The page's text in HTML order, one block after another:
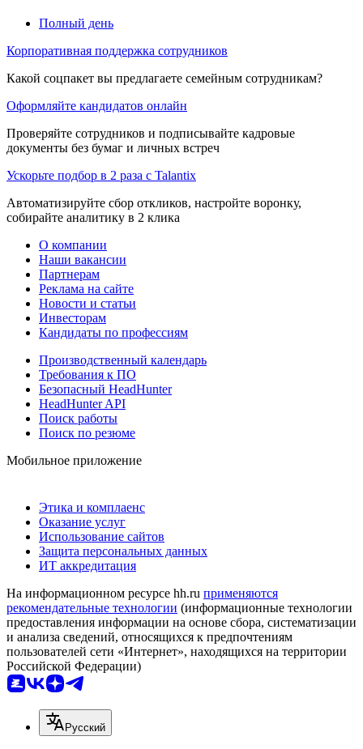
Полный день
Корпоративная поддержка сотрудников
Какой соцпакет вы предлагаете семейным сотрудникам?
Оформляйте кандидатов онлайн
Проверяйте сотрудников и подписывайте кадровые
документы без бумаг и личных встреч
Ускорьте подбор в 2 раза с Talantix
Автоматизируйте сбор откликов, настройте воронку,
собирайте аналитику в 2 клика
О компании
Наши вакансии
Партнерам
Реклама на сайте
Новости и статьи
Инвесторам
Кандидаты по профессиям
Производственный календарь
Требования к ПО
Безопасный HeadHunter
HeadHunter API
Поиск работы
Поиск по резюме
Мобильное приложение
Этика и комплаенс
Оказание услуг
Использование сайтов
Защита персональных данных
ИТ аккредитация
На информационном ресурсе hh.ru применяются
рекомендательные технологии (информационные технологии
предоставления информации на основе сбора, систематизации
и анализа сведений, относящихся к предпочтениям
пользователей сети «Интернет», находящихся на территории
Российской Федерации)
Русский